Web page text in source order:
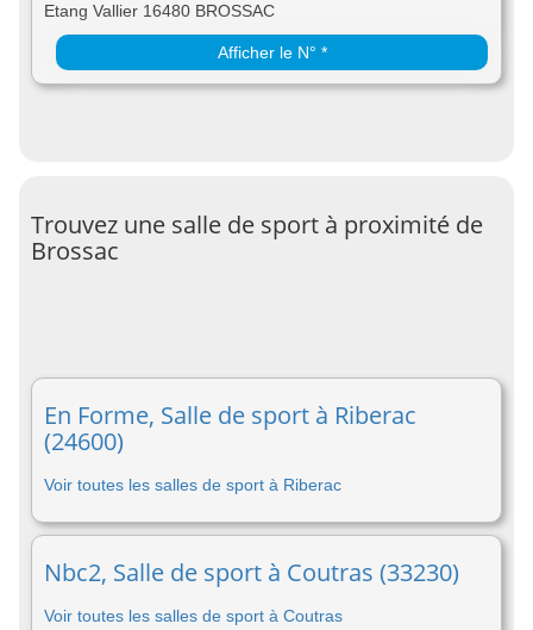
Etang Vallier 16480 BROSSAC
Afficher le N° *
Trouvez une salle de sport à proximité de
Brossac
En Forme, Salle de sport à Riberac
(24600)
Voir toutes les salles de sport à Riberac
Nbc2, Salle de sport à Coutras (33230)
Voir toutes les salles de sport à Coutras